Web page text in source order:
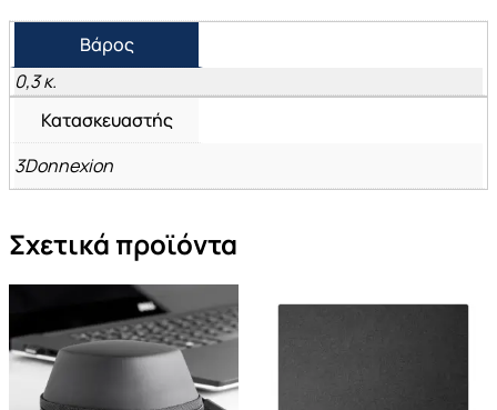
Βάρος
0,3 κ.
Κατασκευαστής
3Donnexion
Σχετικά προϊόντα